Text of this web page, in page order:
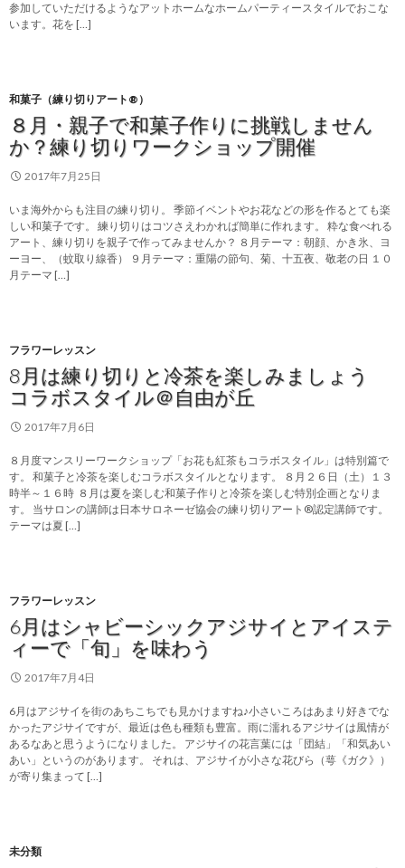
参加していただけるようなアットホームなホームパーティースタイルでおこな
います。花を […]
和菓子（練り切りアート®）
８月・親子で和菓子作りに挑戦しません
か？練り切りワークショップ開催
2017年7月25日
いま海外からも注目の練り切り。 季節イベントやお花などの形を作るとても楽
しい和菓子です。 練り切りはコツさえわかれば簡単に作れます。 粋な食べれる
アート、練り切りを親子で作ってみませんか？ ８月テーマ：朝顔、かき氷、ヨ
ーヨー、（蚊取り線香） ９月テーマ：重陽の節句、菊、十五夜、敬老の日 １０
月テーマ […]
フラワーレッスン
8月は練り切りと冷茶を楽しみましょう
コラボスタイル＠自由が丘
2017年7月6日
８月度マンスリーワークショップ「お花も紅茶もコラボスタイル」は特別篇で
す。 和菓子と冷茶を楽しむコラボスタイルとなります。 ８月２６日（土）１３
時半～１６時 ８月は夏を楽しむ和菓子作りと冷茶を楽しむ特別企画となりま
す。 当サロンの講師は日本サロネーゼ協会の練り切りアート®認定講師です。
テーマは夏 […]
フラワーレッスン
6月はシャビーシックアジサイとアイステ
ィーで「旬」を味わう
2017年7月4日
6月はアジサイを街のあちこちでも見かけますね♪小さいころはあまり好きでな
かったアジサイですが、最近は色も種類も豊富。雨に濡れるアジサイは風情が
あるなあと思うようになりました。 アジサイの花言葉には「団結」「和気あい
あい」というのがあります。 それは、アジサイが小さな花びら（萼《ガク》）
が寄り集まって […]
未分類